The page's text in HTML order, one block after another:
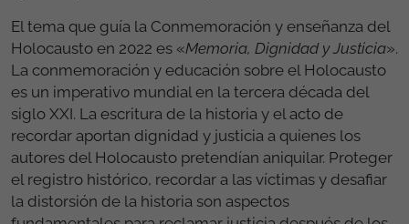
El tema que guía la Conmemoración y enseñanza del
Holocausto en 2022 es «Memoria, Dignidad y Justicia».
La conmemoración y educación sobre el Holocausto
es un imperativo mundial en la tercera década del
siglo XXI. La escritura de la historia y el acto de
recordar aportan dignidad y justicia a quienes los
autores del Holocausto pretendían aniquilar. Proteger
el registro histórico, recordar a las víctimas y desafiar
la distorsión de la historia son aspectos